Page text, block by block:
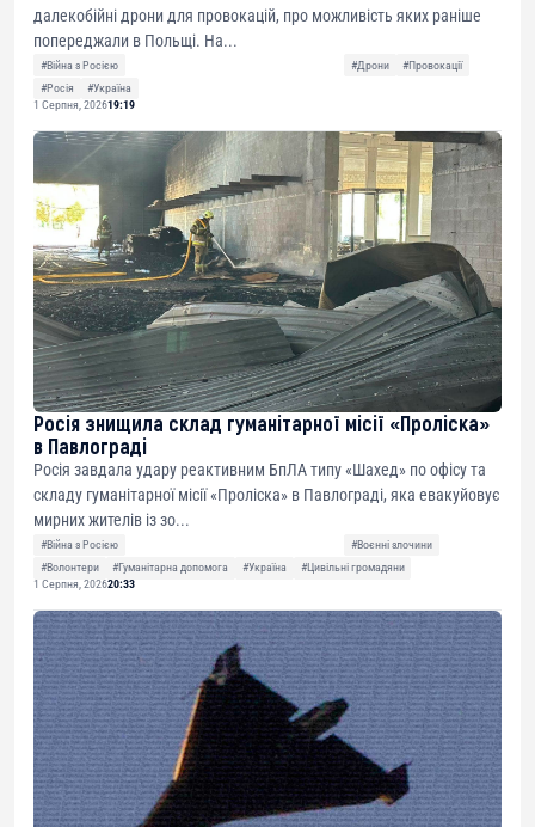
далекобійні дрони для провокацій, про можливість яких раніше
попереджали в Польщі. На...
#Війна з Росією #Дрони
#Провокації
#Росія
#Україна
1 Серпня, 202619:19
Росія знищила склад гуманітарної місії «Проліска»
в Павлограді
Росія завдала удару реактивним БпЛА типу «Шахед» по офісу та
складу гуманітарної місії «Проліска» в Павлограді, яка евакуйовує
мирних жителів із зо...
#Війна з Росією
#Воєнні злочини
#Волонтери
#Гуманітарна допомога #Україна
#Цивільні громадяни
1 Серпня, 202620:33